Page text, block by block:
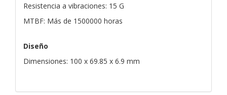
Resistencia a vibraciones: 15 G
MTBF: Más de 1500000 horas
Diseño
Dimensiones: 100 x 69.85 x 6.9 mm